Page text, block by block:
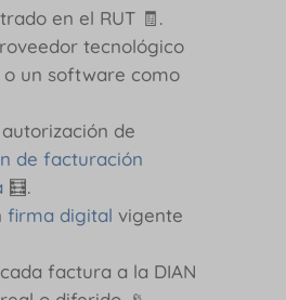
en el RUT 🧾.
tecnológico
o un software como
de
de facturación
🧮.
firma digital vigente
factura a la DIAN